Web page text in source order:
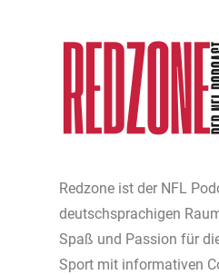
Redzone ist der NFL
deutschsprachigen
Spaß und Passion für
Sport mit informativen